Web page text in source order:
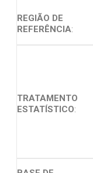
REGIÃO DE
REFERÊNCIA:
TRATAMENTO
ESTATÍSTICO: